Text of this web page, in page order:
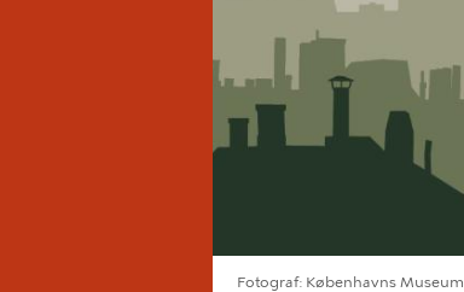
Fotograf Københavns Museum